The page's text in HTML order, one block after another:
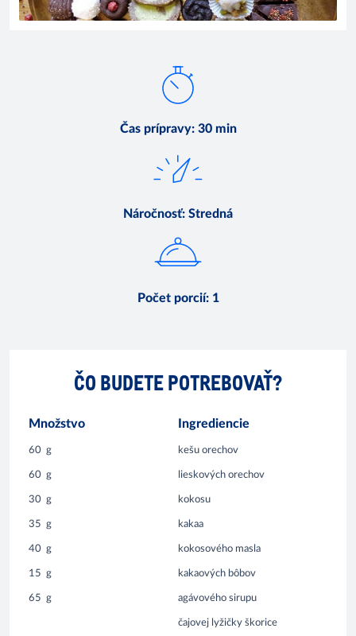
Čas prípravy: 30 min
Náročnosť: Stredná
Počet porcií: 1
ČO BUDETE POTREBOVAŤ?
Množstvo Ingrediencie
60 g kešu orechov
60 g lieskových orechov
30 g kokosu
35 g kakaa
40 g kokosového masla
15 g kakaových bôbov
65 g agávového sirupu
čajovej lyžičky škorice